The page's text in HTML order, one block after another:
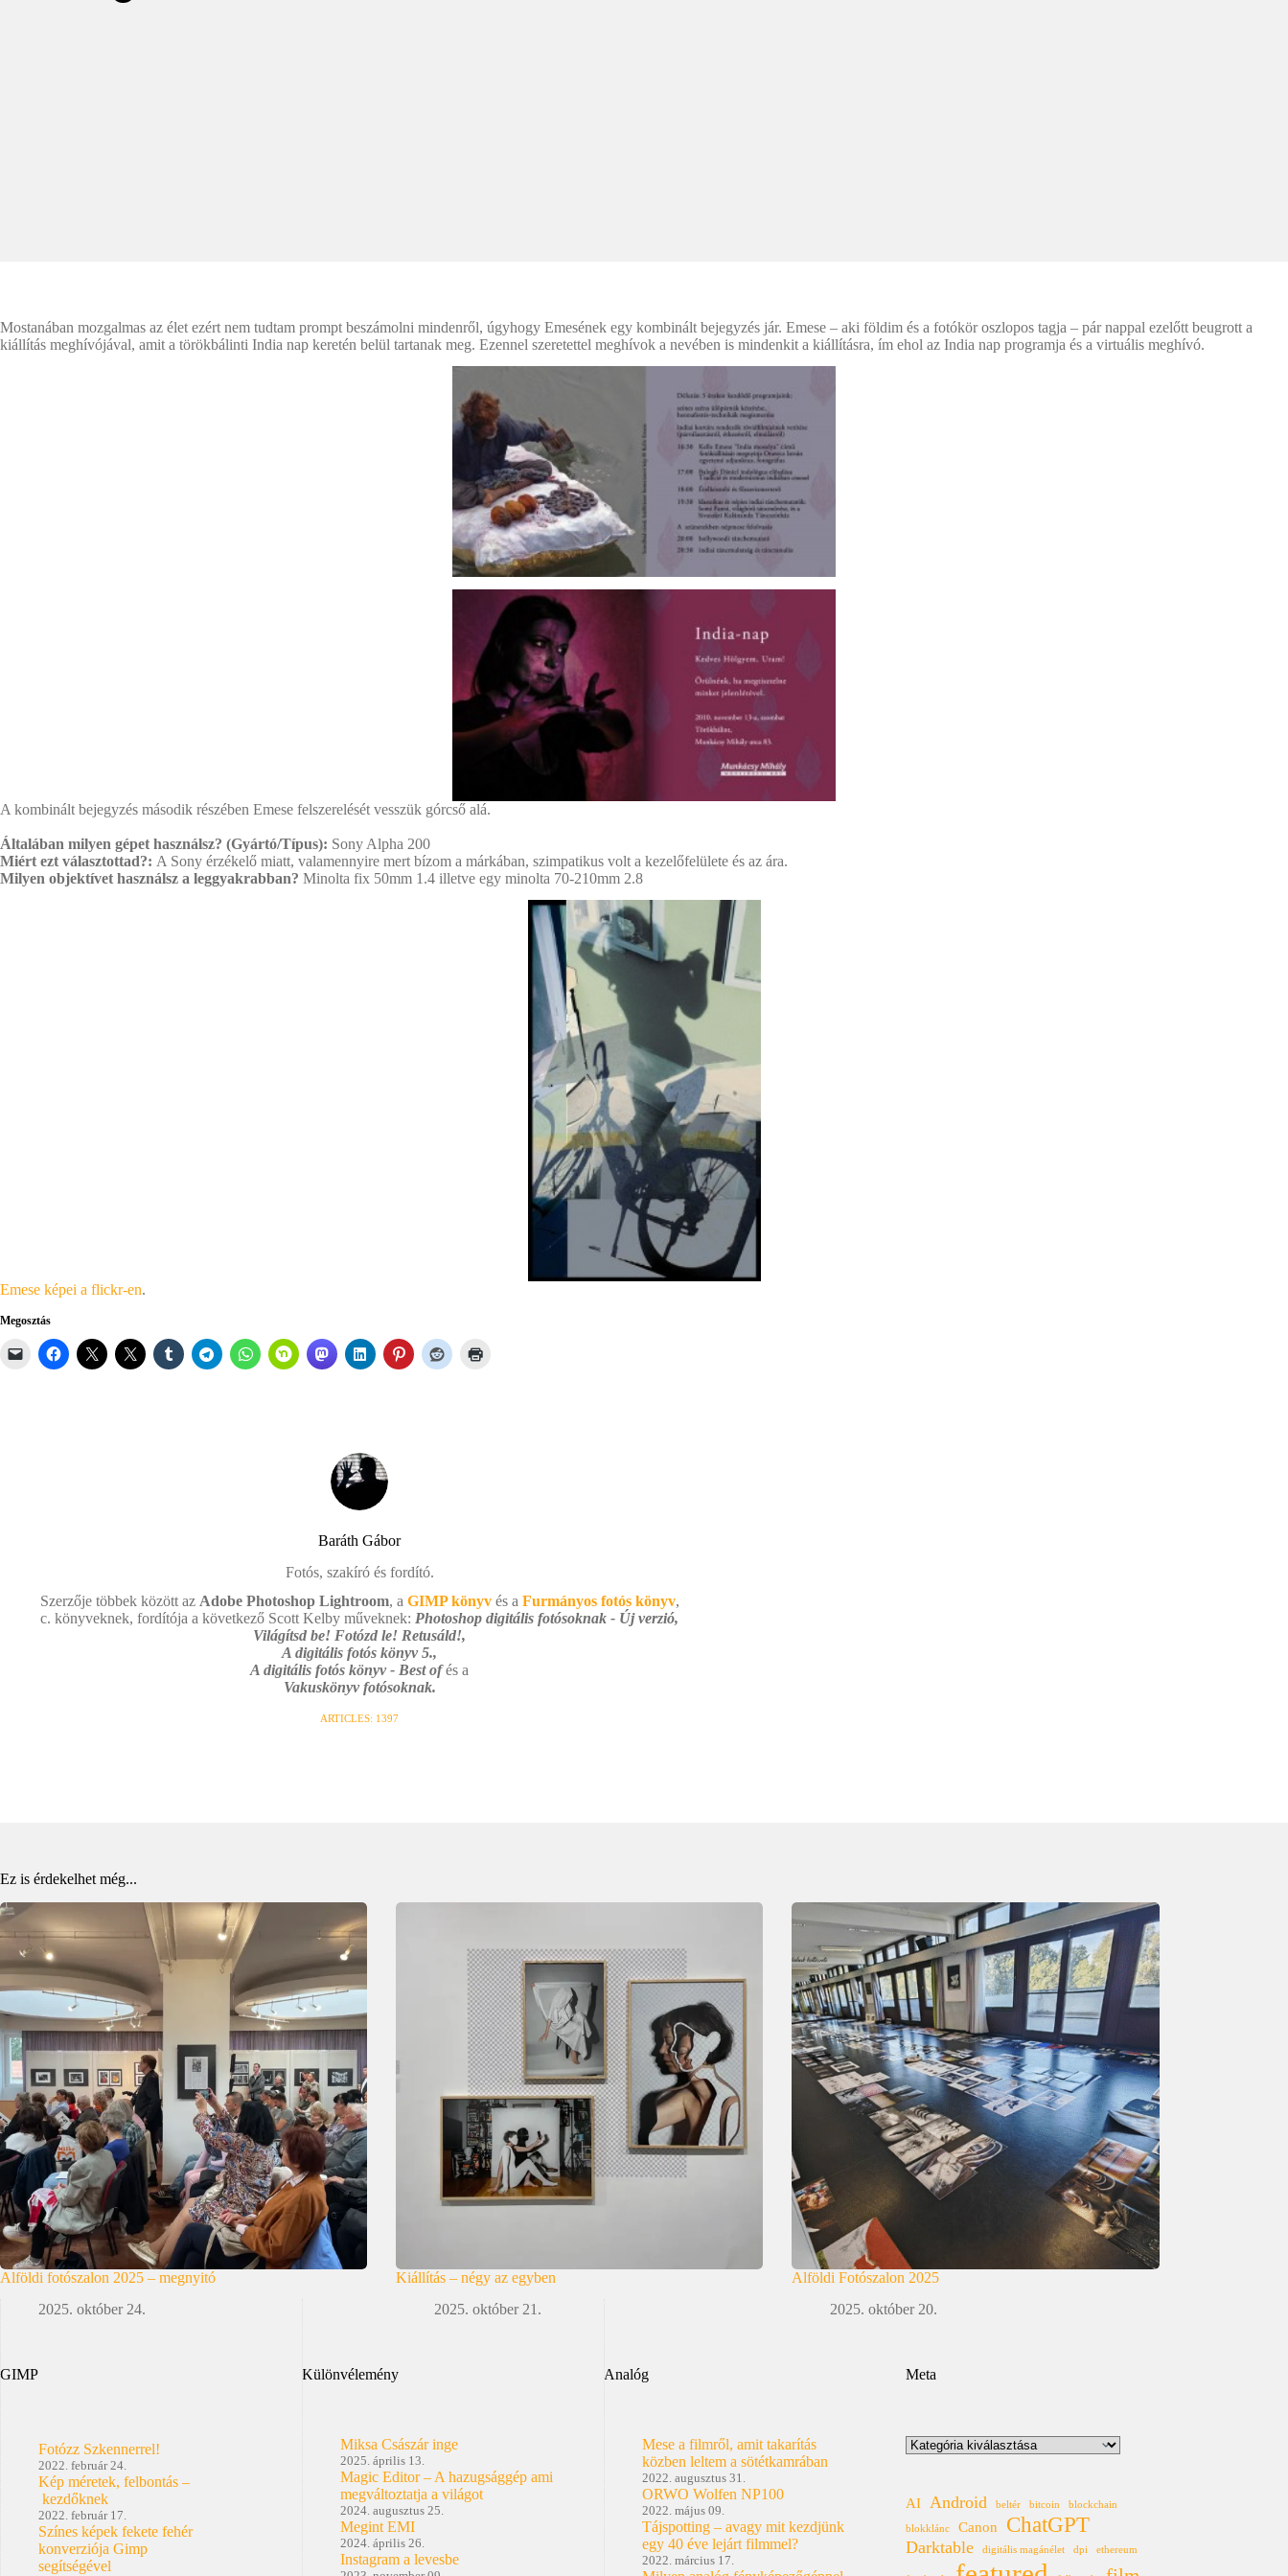
Mostanában mozgalmas az élet ezért nem tudtam prompt beszámolni mindenről, úgyhogy Emesének egy kombinált bejegyzés jár. Emese – aki földim és a fotókör oszlopos tagja – pár nappal ezelőtt beugrott a
kiállítás meghívójával, amit a törökbálinti India nap keretén belül tartanak meg. Ezennel szeretettel meghívok a nevében is mindenkit a kiállításra, ím ehol az India nap programja és a virtuális meghívó.
A kombinált bejegyzés második részében Emese felszerelését vesszük górcső alá.
Általában milyen gépet használsz? (Gyártó/Típus): Sony Alpha 200
Miért ezt választottad?: A Sony érzékelő miatt, valamennyire mert bízom a márkában, szimpatikus volt a kezelőfelülete és az ára.
Milyen objektívet használsz a leggyakrabban? Minolta fix 50mm 1.4 illetve egy minolta 70-210mm 2.8
Emese képei a flickr-en.
Megosztás
Baráth Gábor
Fotós, szakíró és fordító.
Szerzője többek között az Adobe Photoshop Lightroom, a GIMP könyvés a Furmányos fotós könyv,
c. könyveknek, fordítója a következő Scott Kelby műveknek: Photoshop digitális fotósoknak - Új verzió,
Világítsd be! Fotózd le! Retusáld!,
A digitális fotós könyv 5.,
A digitális fotós könyv - Best ofés a
Vakuskönyv fotósoknak.
ARTICLES: 1397
Ez is érdekelhet még...
Alföldi fotószalon 2025 – megnyitó
2025. október 24.
Kiállítás – négy az egyben
2025. október 21.
Alföldi Fotószalon 2025
2025. október 20.
GIMP
Fotózz Szkennerrel!
2022. február 24.
Kép méretek, felbontás –
kezdőknek
2022. február 17.
Színes képek fekete fehér
konverziója Gimp
segítségével
Különvélemény
Miksa Császár inge
2025. április 13.
Magic Editor – A hazugsággép ami
megváltoztatja a világot
2024. augusztus 25.
Megint EMI
2024. április 26.
Instagram a levesbe
Analóg
Mese a filmről, amit takarítás
közben leltem a sötétkamrában
2022. augusztus 31.
ORWO Wolfen NP100
2022. május 09.
Tájspotting – avagy mit kezdjünk
egy 40 éve lejárt filmmel?
2022. március 17.
Meta
Kategóriák
AI Android beltér bitcoin blockchain
blokklánc Canon ChatGPT
Darktable digitális magánélet dpi ethereum